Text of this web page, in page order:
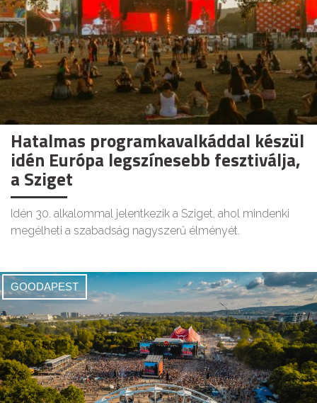
Hatalmas programkavalkáddal készül
idén Európa legszínesebb fesztiválja,
a Sziget
Idén 30. alkalommal jelentkezik a Sziget, ahol mindenki
megélheti a szabadság nagyszerű élményét.
GOODAPEST